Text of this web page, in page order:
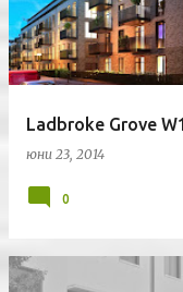
Ladbroke Grove
юни 23, 2014
0